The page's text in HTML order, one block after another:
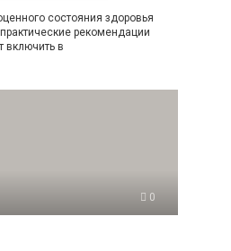
состояния здоровья
рекомендации
включить в
0